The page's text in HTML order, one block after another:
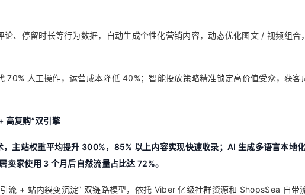
论、停留时长等行为数据，自动生成个性化营销内容，动态优化图文 / 视频组合
70% 人工操作，运营成本降低 40%；智能投放策略精准锁定高价值受众，获客
高复购”双引擎
主站权重平均提升 300%，85% 以上内容实现快速收录；AI 生成多语言本地
家使用 3 个月后自然流量占比达 72%。
流 + 站内裂变沉淀” 双链路模型，依托 Viber 亿级社群资源和 ShopsSea 自带